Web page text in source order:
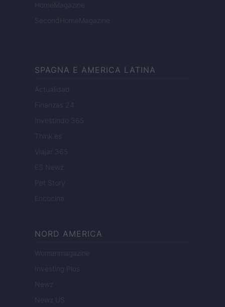
HomeMagazine
SecondHomeMagazine
SPAGNA E AMERICA LATINA
Actualidad
Finanzas 24
Investindo 365
Think.es
Viajar 365
ES Newz
Pet Story
Encocina
NORD AMERICA
Womanmagazine
Investing Plus
Newz
Newz US